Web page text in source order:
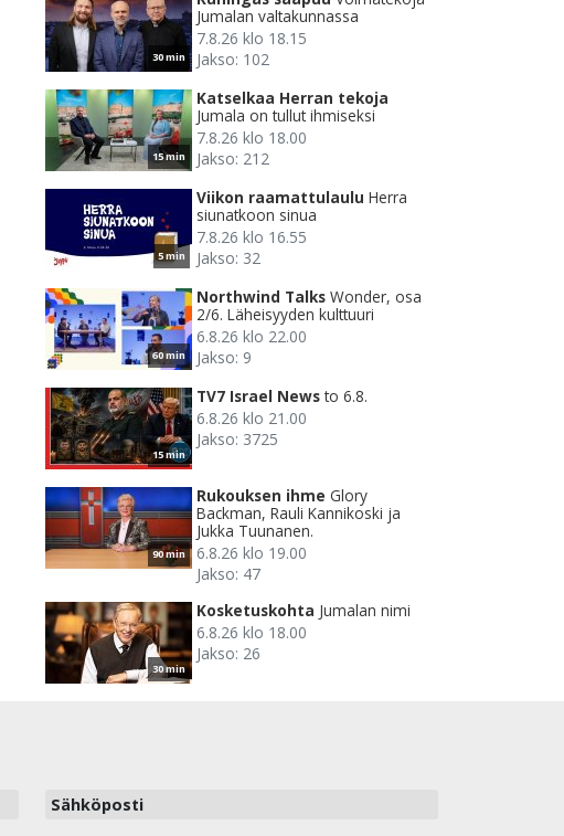
30 min
Jumalan valtakunnassa
7.8.26 klo 18.15
Jakso: 102
15 min
Katselkaa Herran tekoja
Jumala on tullut ihmiseksi
7.8.26 klo 18.00
Jakso: 212
5 min
Viikon raamattulaulu Herra
siunatkoon sinua
7.8.26 klo 16.55
Jakso: 32
60 min
Northwind Talks Wonder, osa
2/6. Läheisyyden kulttuuri
6.8.26 klo 22.00
Jakso: 9
15 min
TV7 Israel News to 6.8.
6.8.26 klo 21.00
Jakso: 3725
90 min
Rukouksen ihme Glory
Backman, Rauli Kannikoski ja
Jukka Tuunanen.
6.8.26 klo 19.00
Jakso: 47
30 min
Kosketuskohta Jumalan nimi
6.8.26 klo 18.00
Jakso: 26
Sähköposti